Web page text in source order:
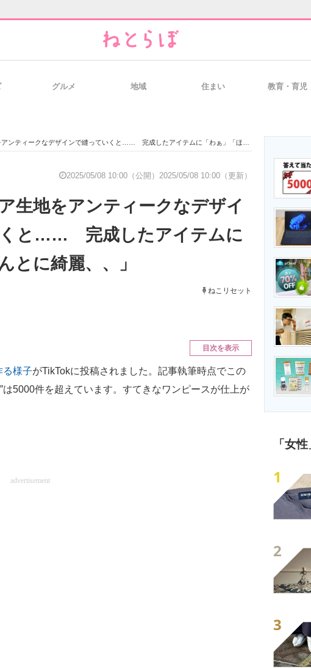
経営リーダーのコミュニテ
IT製品の技術・比較・事例 製造業のIT導入・活用を支援
エネルギーの専門メディア
グルメ 地域 住まい 教育・育児
ティークなデザインで縫っていくと…… 完成したアイテムに「わぁ」「ほんとに綺麗、、」
2025/05/08 10:00（公開） 2025/05/08 10:00（更新）
生地をアンティークなデザイ
くと…… 完成したアイテムに
とに綺麗、、」
ねこリセット
目次を表示
る様子がTikTokに投稿されました。記事執筆時点でこの
5000件を超えています。すてきなワンピースが仕上が
advertisement
「女
1
2
3